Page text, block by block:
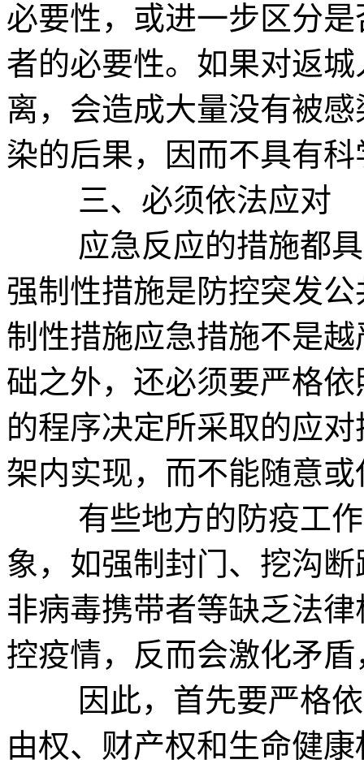
必要性，或进一步区分
者的必要性。如果对返
离，会造成大量没有被
染的后果，因而不具有科
三、必须依法应对
应急反应的措施都具
强制性措施是防控突发
制性措施应急措施不是
础之外，还必须要严格
的程序决定所采取的应
架内实现，而不能随意
有些地方的防疫工作
象，如强制封门、挖沟
非病毒携带者等缺乏法
控疫情，反而会激化矛
因此，首先要严格依
由权、财产权和生命健